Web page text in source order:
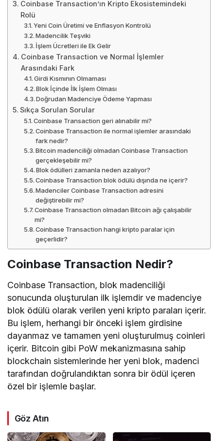
Coinbase Transaction’ın Kripto Ekosistemindeki
Rolü
Yeni Coin Üretimi ve Enflasyon Kontrolü
Madencilik Teşviki
İşlem Ücretleri ile Ek Gelir
Coinbase Transaction ve Normal İşlemler
Arasındaki Fark
Girdi Kısmının Olmaması
Blok İçinde İlk İşlem Olması
Doğrudan Madenciye Ödeme Yapması
Sıkça Sorulan Sorular
Coinbase Transaction geri alınabilir mi?
Coinbase Transaction ile normal işlemler arasındaki
fark nedir?
Bitcoin madenciliği olmadan Coinbase Transaction
gerçekleşebilir mi?
Blok ödülleri zamanla neden azalıyor?
Coinbase Transaction blok ödülü dışında ne içerir?
Madenciler Coinbase Transaction adresini
değiştirebilir mi?
Coinbase Transaction olmadan Bitcoin ağı çalışabilir
mi?
Coinbase Transaction hangi kripto paralar için
geçerlidir?
Coinbase Transaction Nedir?
Coinbase Transaction, blok madenciliği
sonucunda oluşturulan ilk işlemdir ve madenciye
blok ödülü olarak verilen yeni kripto paraları içerir.
Bu işlem, herhangi bir önceki işlem girdisine
dayanmaz ve tamamen yeni oluşturulmuş coinleri
içerir. Bitcoin gibi PoW mekanizmasına sahip
blockchain sistemlerinde her yeni blok, madenci
tarafından doğrulandıktan sonra bir ödül içeren
özel bir işlemle başlar.
Göz Atın